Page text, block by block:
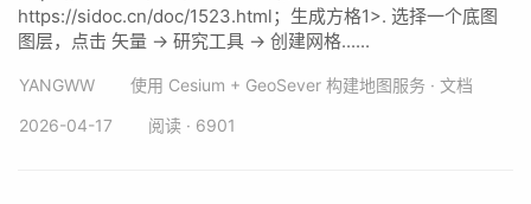
https://sidoc.cn/doc/1523.html；生成方格1>. 选择一个底图
图层，点击 矢量 -> 研究工具 -> 创建网格......
YANGWW
使用 Cesium + GeoSever 构建地图服务 · 文档
2026-04-17
阅读 · 6901